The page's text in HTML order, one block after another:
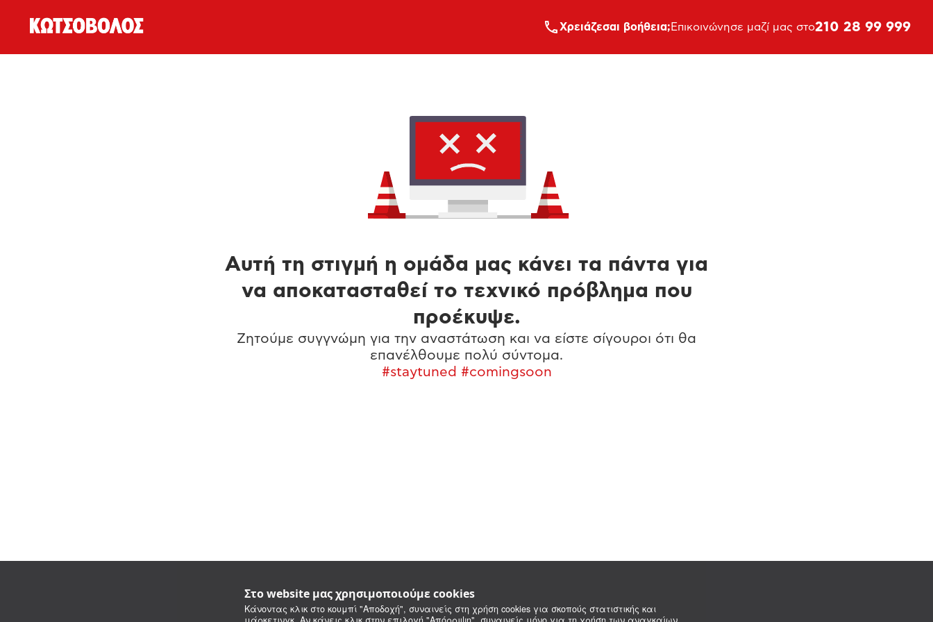
Στο website μας χρησιμοποιούμε cookies
Κάνοντας κλικ στο κουμπί "Αποδοχή", συναινείς στη χρήση cookies για σκοπούς στατιστικής και
Xρειάζεσαι βοήθεια; Επικοινώνησε μαζί μας στο210 28 99 999
Αυτή τη στιγμή η ομάδα μας κάνει τα πάντα για
να αποκατασταθεί το τεχνικό πρόβλημα που
προέκυψε.
Ζητούμε συγγνώμη για την αναστάτωση και να είστε σίγουροι ότι θα
επανέλθουμε πολύ σύντομα.
#staytuned #comingsoon